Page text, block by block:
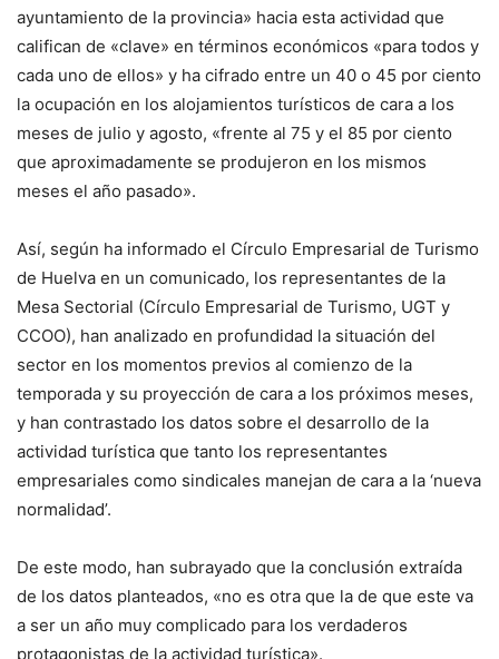
ayuntamiento de la provincia» hacia esta actividad que
califican de «clave» en términos económicos «para todos y
cada uno de ellos» y ha cifrado entre un 40 o 45 por ciento
la ocupación en los alojamientos turísticos de cara a los
meses de julio y agosto, «frente al 75 y el 85 por ciento
que aproximadamente se produjeron en los mismos
meses el año pasado».
Así, según ha informado el Círculo Empresarial de Turismo
de Huelva en un comunicado, los representantes de la
Mesa Sectorial (Círculo Empresarial de Turismo, UGT y
CCOO), han analizado en profundidad la situación del
sector en los momentos previos al comienzo de la
temporada y su proyección de cara a los próximos meses,
y han contrastado los datos sobre el desarrollo de la
actividad turística que tanto los representantes
empresariales como sindicales manejan de cara a la ‘nueva
normalidad’.
De este modo, han subrayado que la conclusión extraída
de los datos planteados, «no es otra que la de que este va
a ser un año muy complicado para los verdaderos
protagonistas de la actividad turística».